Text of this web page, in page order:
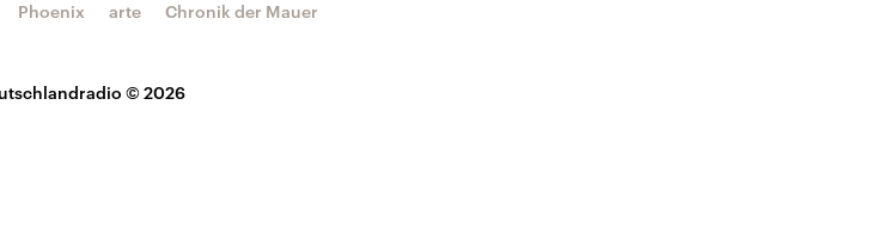
© 2026
Phoenix arte Chronik der Mauer